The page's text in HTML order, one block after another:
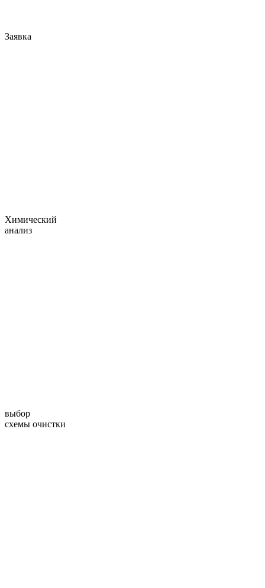
Заявка
Химический
анализ
выбор
схемы очистки